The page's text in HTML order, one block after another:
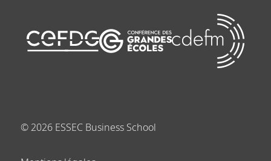
© 2026 ESSEC Business School